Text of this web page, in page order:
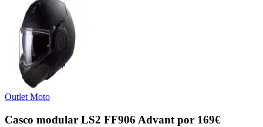
Outlet Moto
Casco modular LS2 FF906 Advant por 169€